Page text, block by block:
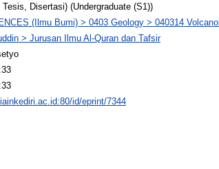
Disertasi) (Undergraduate (S1))
(Ilmu Bumi) > 0403 Geology > 040314
> Jurusan Ilmu Al-Quran dan Tafsir
id/eprint/7344